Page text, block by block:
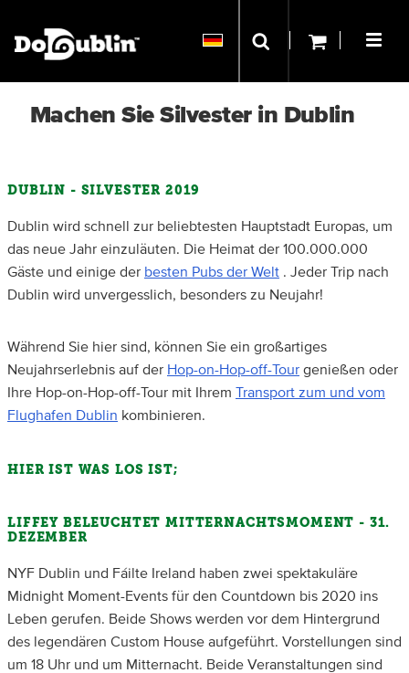
Machen Sie Silvester in Dublin
DUBLIN - SILVESTER 2019
Dublin wird schnell zur beliebtesten Hauptstadt Europas, um
das neue Jahr einzuläuten. Die Heimat der 100.000.000
Gäste und einige der besten Pubs der Welt . Jeder Trip nach
Dublin wird unvergesslich, besonders zu Neujahr!
Während Sie hier sind, können Sie ein großartiges
Neujahrserlebnis auf der Hop-on-Hop-off-Tour genießen oder
Ihre Hop-on-Hop-off-Tour mit Ihrem Transport zum und vom
Flughafen Dublin kombinieren.
HIER IST WAS LOS IST;
LIFFEY BELEUCHTET MITTERNACHTSMOMENT - 31.
DEZEMBER
NYF Dublin und Fáilte Ireland haben zwei spektakuläre
Midnight Moment-Events für den Countdown bis 2020 ins
Leben gerufen. Beide Shows werden vor dem Hintergrund
des legendären Custom House aufgeführt. Vorstellungen sind
um 18 Uhr und um Mitternacht. Beide Veranstaltungen sind